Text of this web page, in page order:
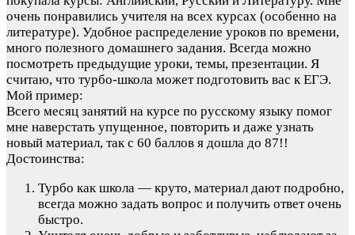
очень понравились учителя на всех курсах (особенно на
литературе). Удобное распределение уроков по времени,
много полезного домашнего задания. Всегда можно
посмотреть предыдущие уроки, темы, презентации. Я
считаю, что турбо-школа может подготовить вас к ЕГЭ.
Мой пример:
Всего месяц занятий на курсе по русскому языку помог
мне наверстать упущенное, повторить и даже узнать
новый материал, так с 60 баллов я дошла до 87!!
Достоинства:
Турбо как школа — круто, материал дают подробно,
всегда можно задать вопрос и получить ответ очень
быстро.